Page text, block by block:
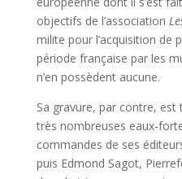
objectifs de l’association
milite pour l’acquisition de
période française par les
n’en possèdent aucune.
Sa gravure, par contre,
très nombreuses eaux-
commandes de ses
puis Edmond Sagot,